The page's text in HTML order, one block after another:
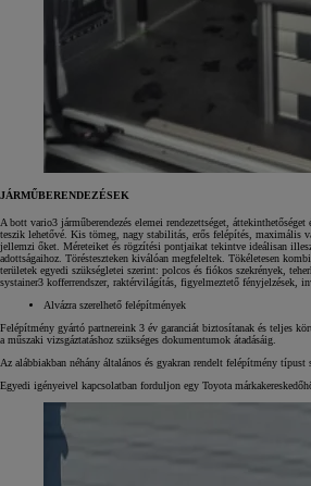
JÁRMŰBERENDEZÉSEK
A bott vario3 járműberendezés elemei rendezettséget,
teszik lehetővé. Kis tömeg, nagy stabilitás, erős felépítés, maximális
jellemzi őket. Méreteiket és rögzítési pontjaikat tekintve ideálisan
adottságaihoz. Törésteszteken kiválóan megfeleltek. Tökéletesen
területek egyedi szükségletei szerint: polcos és fiókos szekrények,
systainer3 kofferrendszer, raktérvilágítás, figyelmeztető fényjelzések,
Alvázra szerelhető felépítmények
Felépítmény gyártó partnereink 3 év garanciát biztosítanak és teljes
a műszaki vizsgáztatáshoz szükséges dokumentumok átadásáig.
Az alábbiakban néhány általános és gyakran rendelt felépítmény típust
Egyedi igényeivel kapcsolatban forduljon egy Toyota